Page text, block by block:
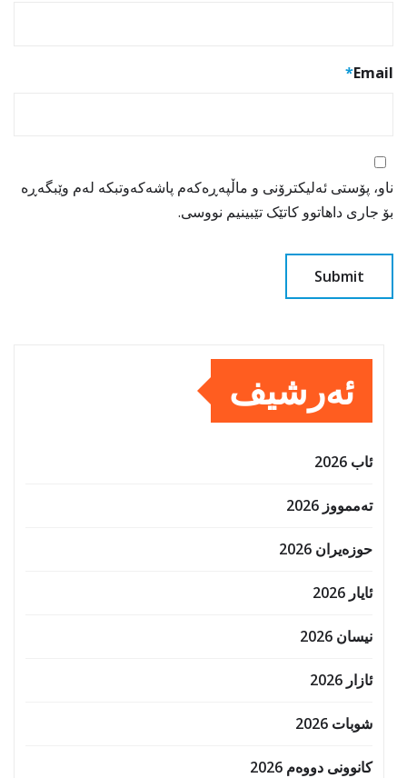
Email
*
ناو، پۆستی ئەلیکترۆنی و ماڵپەڕەکەم پاشەکەوتبکە لەم وێبگەڕە
بۆ جاری داهاتوو کاتێک تێبینیم نووسی.
ئەرشیف
ئاب 2026
تەممووز 2026
حوزه‌یران 2026
ئایار 2026
نیسان 2026
ئازار 2026
شوبات 2026
کانوونی دووەم 2026